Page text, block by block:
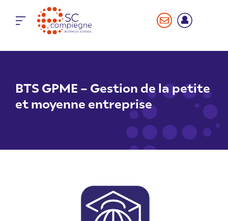
BTS GPME – Gestion de la petite
et moyenne entreprise